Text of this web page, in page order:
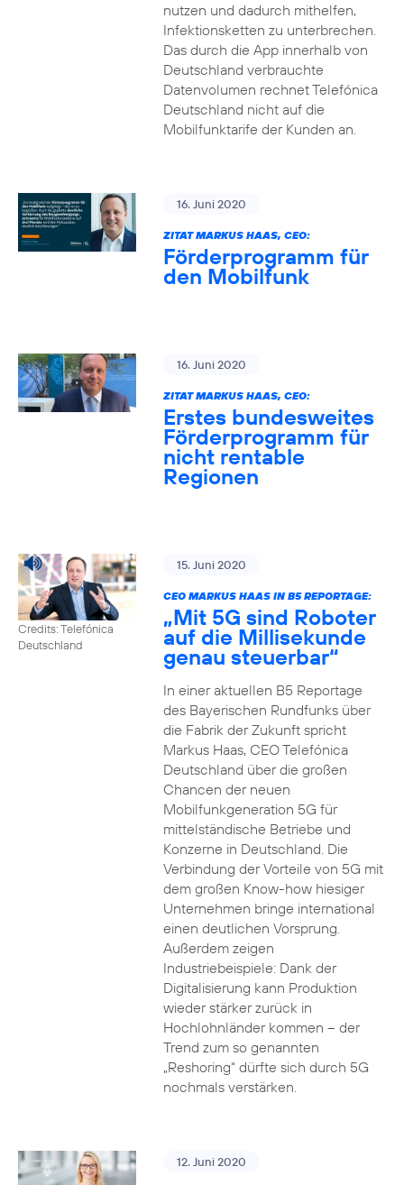
nutzen und dadurch mithelfen,
Infektionsketten zu unterbrechen.
Das durch die App innerhalb von
Deutschland verbrauchte
Datenvolumen rechnet Telefónica
Deutschland nicht auf die
Mobilfunktarife der Kunden an.
16. Juni 2020
ZITAT MARKUS HAAS, CEO:
Förderprogramm für
den Mobilfunk
16. Juni 2020
ZITAT MARKUS HAAS, CEO:
Erstes bundesweites
Förderprogramm für
nicht rentable
Regionen
Credits: Telefónica
Deutschland
15. Juni 2020
CEO MARKUS HAAS IN B5 REPORTAGE:
„Mit 5G sind Roboter
auf die Millisekunde
genau steuerbar“
In einer aktuellen B5 Reportage
des Bayerischen Rundfunks über
die Fabrik der Zukunft spricht
Markus Haas, CEO Telefónica
Deutschland über die großen
Chancen der neuen
Mobilfunkgeneration 5G für
mittelständische Betriebe und
Konzerne in Deutschland. Die
Verbindung der Vorteile von 5G mit
dem großen Know-how hiesiger
Unternehmen bringe international
einen deutlichen Vorsprung.
Außerdem zeigen
Industriebeispiele: Dank der
Digitalisierung kann Produktion
wieder stärker zurück in
Hochlohnländer kommen – der
Trend zum so genannten
„Reshoring“ dürfte sich durch 5G
nochmals verstärken.
12. Juni 2020